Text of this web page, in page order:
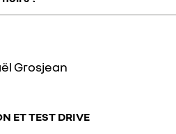
baquet avec harnais 6 points).
en couleurs et matières.
partie des choix proposés. Vous
un de nos designers si vous le
Grosjean
ET TEST DRIVE